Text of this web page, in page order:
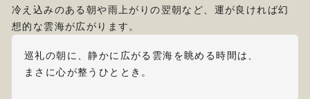
冷え込みのある朝や雨上がりの翌朝など、運が良ければ幻
想的な雲海が広がります。
巡礼の朝に、静かに広がる雲海を眺める時間は、
まさに心が整うひととき。